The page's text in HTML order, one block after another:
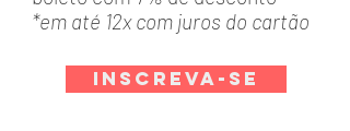
*em até 12x com juros do cartão
Inscreva-se